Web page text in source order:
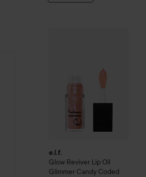
e.l.f.
Glow Reviver Lip Oil
Glimmer Candy Coded